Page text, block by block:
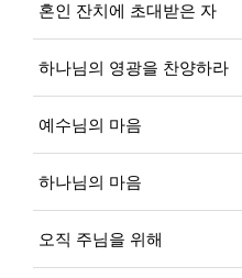
혼인 잔치에 초대받은 자
하나님의 영광을 찬양하라
예수님의 마음
하나님의 마음
오직 주님을 위해